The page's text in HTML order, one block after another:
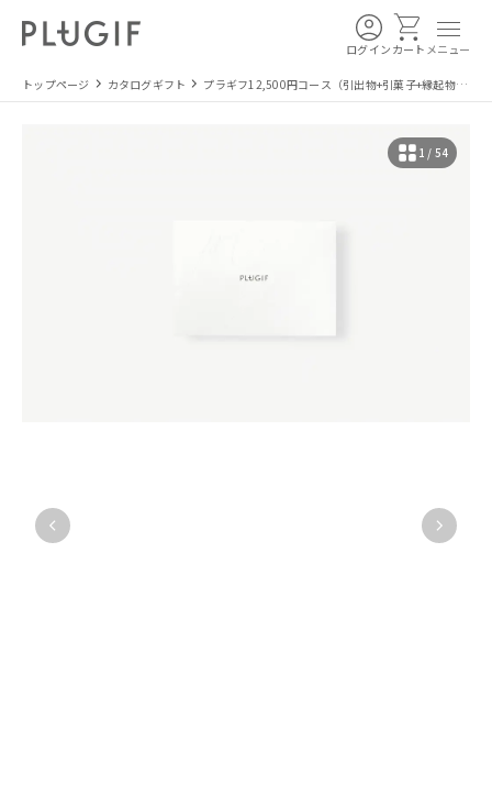
ログイン カート メニュー
トップページ カタログギフト
プラギフ12,500円コース（引出物+引菓子+縁起物の
3点セット）
1 / 54